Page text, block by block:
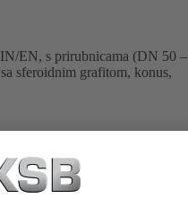
EN, s prirubnicama (DN 50 –
sferoidnim grafitom, konus,